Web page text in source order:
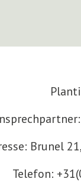
Brunel
Telefon: